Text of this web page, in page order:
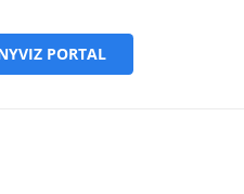
PORTAL